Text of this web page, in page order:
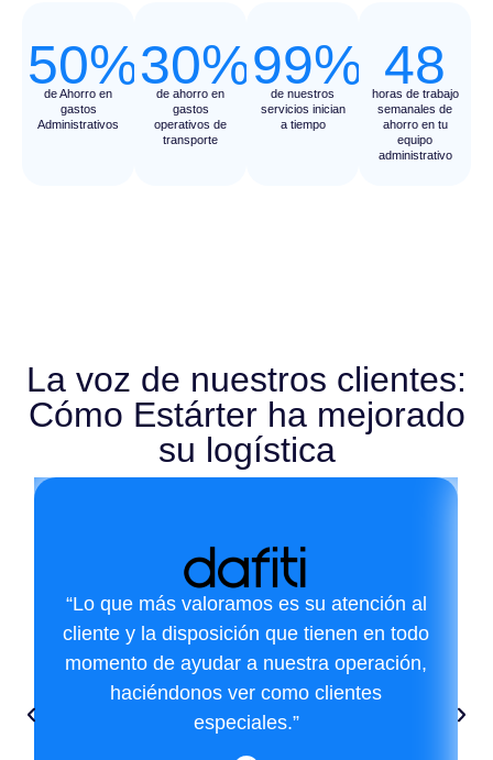
50%
de Ahorro en
gastos
Administrativos
30%
de ahorro en
gastos
operativos de
transporte
99%
de nuestros
servicios inician
a tiempo
48
horas de trabajo
semanales de
ahorro en tu
equipo
administrativo
La voz de nuestros clientes:
Cómo Estárter ha mejorado
su logística
“Lo que más valoramos es su atención al
cliente y la disposición que tienen en todo
momento de ayudar a nuestra operación,
haciéndonos ver como clientes
especiales.”